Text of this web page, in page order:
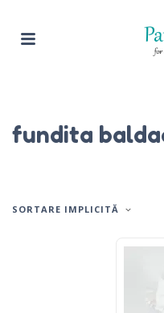
fundita
SORTARE IMPLICITĂ